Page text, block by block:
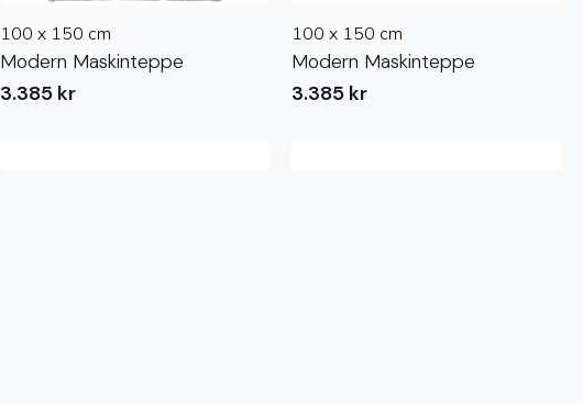
100 x 150 cm
Modern Maskinteppe
3.385 kr
100 x 150 cm
Modern Maskinteppe
3.385 kr